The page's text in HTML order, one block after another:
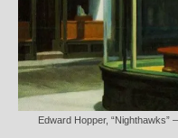
Edward Hopper, “Nighthawks”